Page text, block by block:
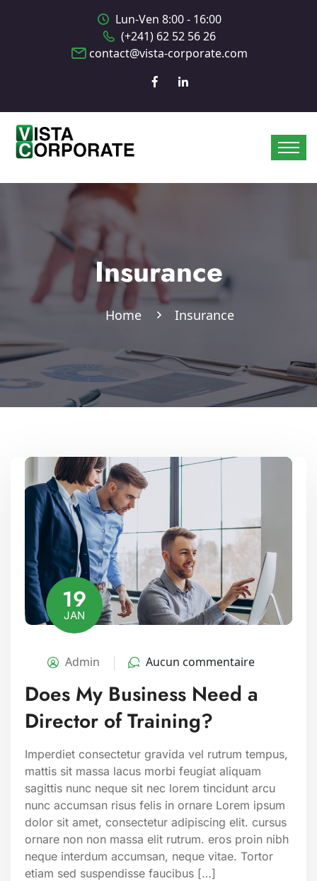
Lun-Ven 8:00 - 16:00
(+241) 62 52 56 26
contact@vista-corporate.com
Insurance
Home Insurance
19
JAN
Admin Aucun commentaire
Does My Business Need a
Director of Training?
Imperdiet consectetur gravida vel rutrum tempus,
mattis sit massa lacus morbi feugiat aliquam
sagittis nunc neque sit nec lorem tincidunt arcu
nunc accumsan risus felis in ornare Lorem ipsum
dolor sit amet, consectetur adipiscing elit. cursus
ornare non non massa elit rutrum. eros proin nibh
neque interdum accumsan, neque vitae. Tortor
etiam sed suspendisse faucibus […]